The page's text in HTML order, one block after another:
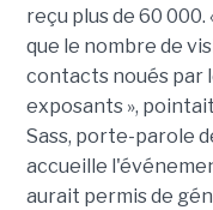
reçu plus de 60
que le nombre de
contacts noués par
exposants »,
Sass, porte-parole
accueille
aurait permis de